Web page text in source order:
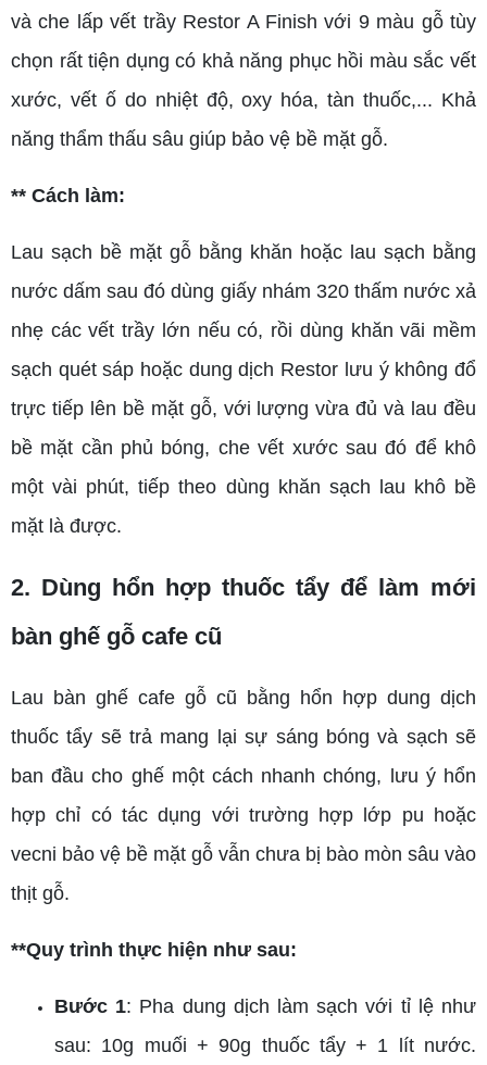
và che lấp vết trầy Restor A Finish với 9 màu gỗ tùy
chọn rất tiện dụng có khả năng phục hồi màu sắc vết
xước, vết ố do nhiệt độ, oxy hóa, tàn thuốc,... Khả
năng thẩm thấu sâu giúp bảo vệ bề mặt gỗ.
** Cách làm:
Lau sạch bề mặt gỗ bằng khăn hoặc lau sạch bằng
nước dấm sau đó dùng giấy nhám 320 thấm nước xả
nhẹ các vết trầy lớn nếu có, rồi dùng khăn vãi mềm
sạch quét sáp hoặc dung dịch Restor lưu ý không đổ
trực tiếp lên bề mặt gỗ, với lượng vừa đủ và lau đều
bề mặt cần phủ bóng, che vết xước sau đó để khô
một vài phút, tiếp theo dùng khăn sạch lau khô bề
mặt là được.
2. Dùng hổn hợp thuốc tẩy để làm mới
bàn ghế gỗ cafe cũ
Lau bàn ghế cafe gỗ cũ bằng hổn hợp dung dịch
thuốc tẩy sẽ trả mang lại sự sáng bóng và sạch sẽ
ban đầu cho ghế một cách nhanh chóng, lưu ý hổn
hợp chỉ có tác dụng với trường hợp lớp pu hoặc
vecni bảo vệ bề mặt gỗ vẫn chưa bị bào mòn sâu vào
thịt gỗ.
**Quy trình thực hiện như sau:
Bước 1: Pha dung dịch làm sạch với tỉ lệ như
sau: 10g muối + 90g thuốc tẩy + 1 lít nước.